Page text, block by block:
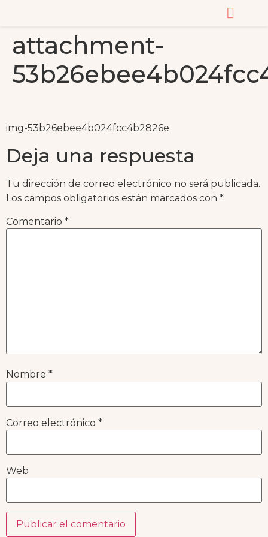
attachment-
img-53b26ebee4b024fcc4b2826e
Deja una respuesta
Tu dirección de correo electrónico no será publicada.
Los campos obligatorios están marcados con *
Comentario *
Nombre *
Correo electrónico *
Web